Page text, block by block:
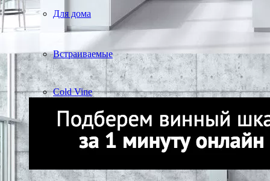
Для дома
Встраиваемые
Cold Vine